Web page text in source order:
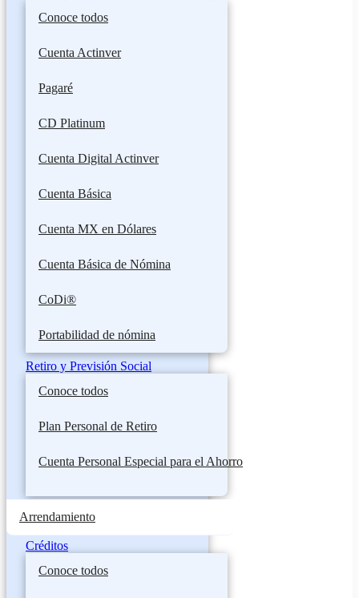
Conoce todos
Cuenta Actinver
Pagaré
CD Platinum
Cuenta Digital Actinver
Cuenta Básica
Cuenta MX en Dólares
Cuenta Básica de Nómina
CoDi®
Portabilidad de nómina
Retiro y Previsión Social
Conoce todos
Plan Personal de Retiro
Cuenta Personal Especial para el Ahorro
Arrendamiento
Créditos
Conoce todos